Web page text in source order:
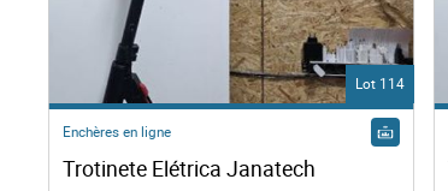
Lot 114
Enchères en ligne